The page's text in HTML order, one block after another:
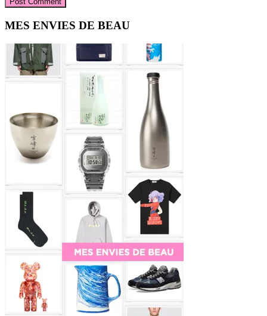
Primary
Sidebar
MES ENVIES DE BEAU